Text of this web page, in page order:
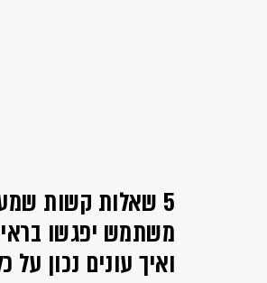
5 שאלות קשות
משתמש יפגשו
ואיך עונים נכון